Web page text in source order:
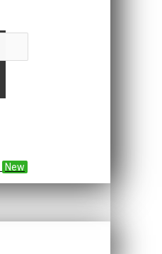
New